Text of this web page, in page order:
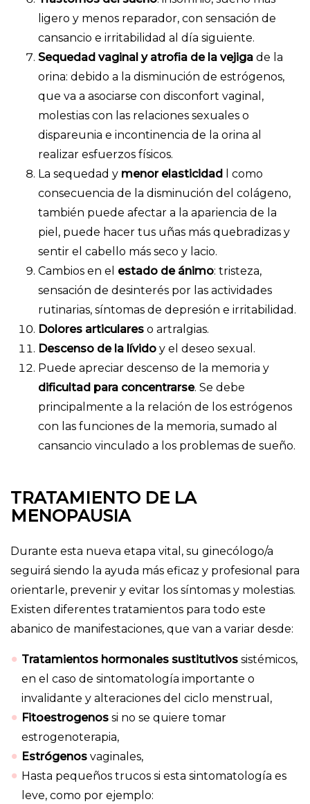
ligero y menos reparador, con sensación de
cansancio e irritabilidad al día siguiente.
Sequedad vaginal y atrofia de la vejiga de la
orina: debido a la disminución de estrógenos,
que va a asociarse con disconfort vaginal,
molestias con las relaciones sexuales o
dispareunia e incontinencia de la orina al
realizar esfuerzos físicos.
La sequedad y menor elasticidad l como
consecuencia de la disminución del colágeno,
también puede afectar a la apariencia de la
piel, puede hacer tus uñas más quebradizas y
sentir el cabello más seco y lacio.
Cambios en el estado de ánimo: tristeza,
sensación de desinterés por las actividades
rutinarias, síntomas de depresión e irritabilidad.
Dolores articulares o artralgias.
Descenso de la lívido y el deseo sexual.
Puede apreciar descenso de la memoria y
dificultad para concentrarse. Se debe
principalmente a la relación de los estrógenos
con las funciones de la memoria, sumado al
cansancio vinculado a los problemas de sueño.
TRATAMIENTO DE LA
MENOPAUSIA
Durante esta nueva etapa vital, su ginecólogo/a
seguirá siendo la ayuda más eficaz y profesional para
orientarle, prevenir y evitar los síntomas y molestias.
Existen diferentes tratamientos para todo este
abanico de manifestaciones, que van a variar desde:
Tratamientos hormonales sustitutivos sistémicos,
en el caso de sintomatología importante o
invalidante y alteraciones del ciclo menstrual,
Fitoestrogenos si no se quiere tomar
estrogenoterapia,
Estrógenos vaginales,
Hasta pequeños trucos si esta sintomatología es
leve, como por ejemplo: